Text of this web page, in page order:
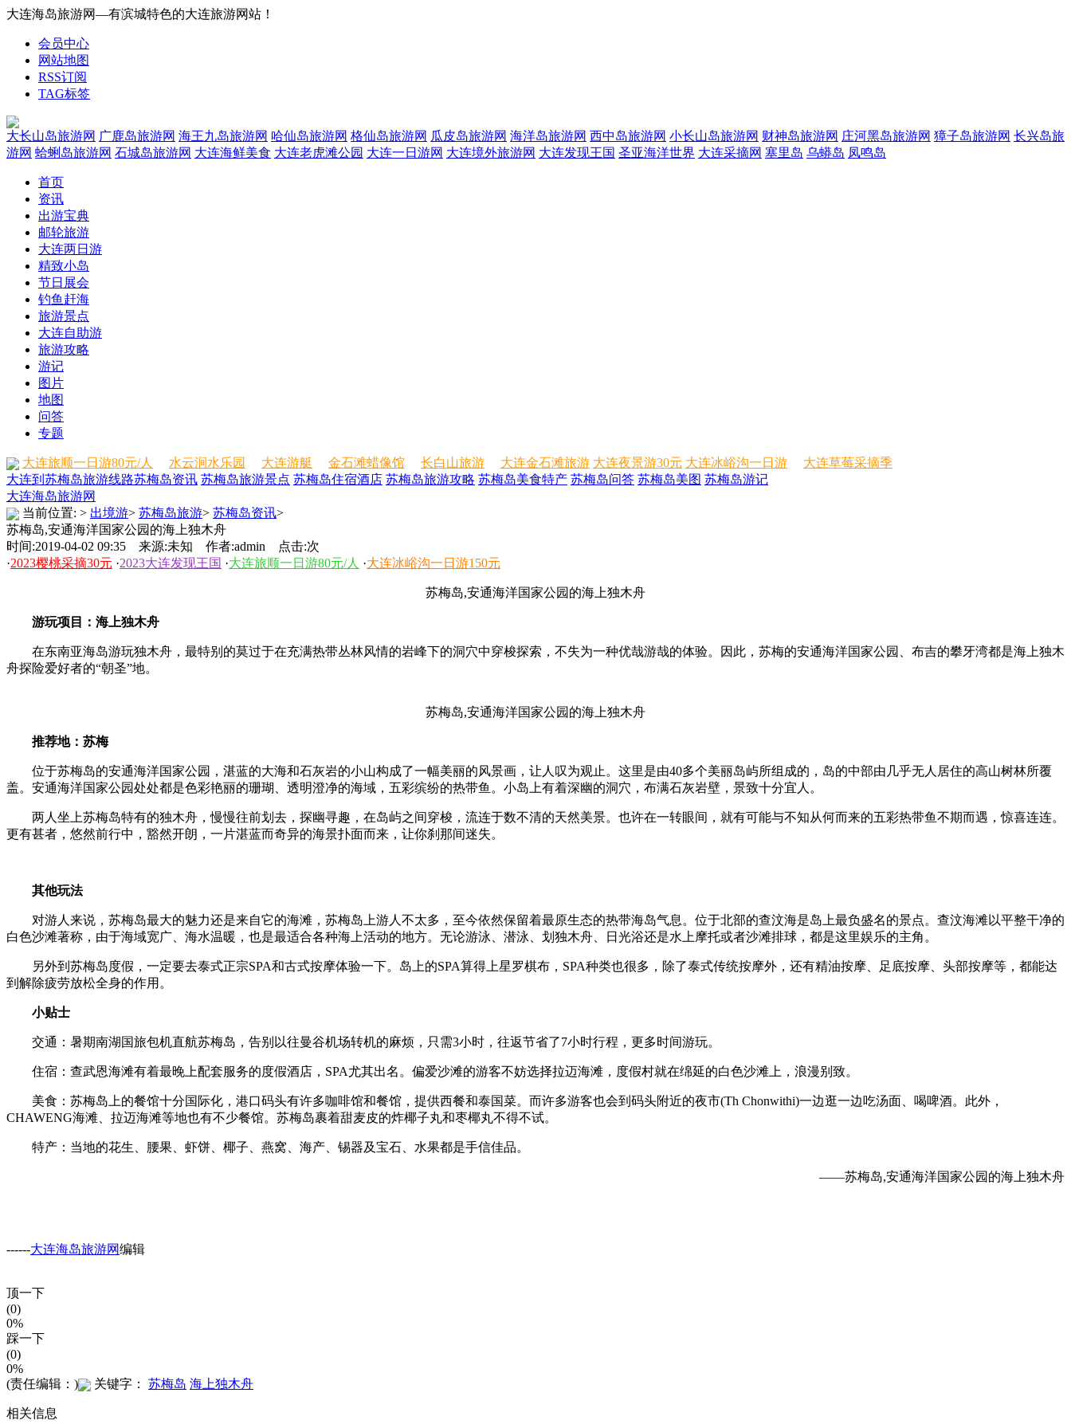
大连海岛旅游网—有滨城特色的大连旅游网站！
会员中心
网站地图
RSS订阅
TAG标签
大长山岛旅游网 广鹿岛旅游网 海王九岛旅游网 哈仙岛旅游网 格仙岛旅游网 瓜皮岛旅游网 海洋岛旅游网 西中岛旅游网 小长山岛旅游网 财神岛旅游网 庄河黑岛旅游网 獐子岛旅游网 长兴岛旅
游网 蛤蜊岛旅游网 石城岛旅游网 大连海鲜美食 大连老虎滩公园 大连一日游网 大连境外旅游网 大连发现王国 圣亚海洋世界 大连采摘网 塞里岛 乌蟒岛 凤鸣岛
首页
资讯
出游宝典
邮轮旅游
大连两日游
精致小岛
节日展会
钓鱼赶海
旅游景点
大连自助游
旅游攻略
游记
图片
地图
问答
专题
大连旅顺一日游80元/人 水云涧水乐园 大连游艇 金石滩蜡像馆 长白山旅游 大连金石滩旅游 大连夜景游30元 大连冰峪沟一日游
大连草莓采摘季
大连到苏梅岛旅游线路苏梅岛资讯 苏梅岛旅游景点 苏梅岛住宿酒店 苏梅岛旅游攻略 苏梅岛美食特产 苏梅岛问答 苏梅岛美图 苏梅岛游记
大连海岛旅游网
当前位置: > 出境游> 苏梅岛旅游> 苏梅岛资讯>
苏梅岛,安通海洋国家公园的海上独木舟
时间:2019-04-02 09:35 来源:未知 作者:admin 点击:次
·2023樱桃采摘30元 ·2023大连发现王国 ·大连旅顺一日游80元/人 ·大连冰峪沟一日游150元
苏梅岛,安通海洋国家公园的海上独木舟
游玩项目：海上独木舟
在东南亚海岛游玩独木舟，最特别的莫过于在充满热带丛林风情的岩峰下的洞穴中穿梭探索，不失为一种优哉游哉的体验。因此，苏梅的安通海洋国家公园、布吉的攀牙湾都是海上独木
舟探险爱好者的“朝圣”地。
苏梅岛,安通海洋国家公园的海上独木舟
推荐地：苏梅
位于苏梅岛的安通海洋国家公园，湛蓝的大海和石灰岩的小山构成了一幅美丽的风景画，让人叹为观止。这里是由40多个美丽岛屿所组成的，岛的中部由几乎无人居住的高山树林所覆
盖。安通海洋国家公园处处都是色彩艳丽的珊瑚、透明澄净的海域，五彩缤纷的热带鱼。小岛上有着深幽的洞穴，布满石灰岩壁，景致十分宜人。
两人坐上苏梅岛特有的独木舟，慢慢往前划去，探幽寻趣，在岛屿之间穿梭，流连于数不清的天然美景。也许在一转眼间，就有可能与不知从何而来的五彩热带鱼不期而遇，惊喜连连。
更有甚者，悠然前行中，豁然开朗，一片湛蓝而奇异的海景扑面而来，让你刹那间迷失。
其他玩法
对游人来说，苏梅岛最大的魅力还是来自它的海滩，苏梅岛上游人不太多，至今依然保留着最原生态的热带海岛气息。位于北部的查汶海是岛上最负盛名的景点。查汶海滩以平整干净的
白色沙滩著称，由于海域宽广、海水温暖，也是最适合各种海上活动的地方。无论游泳、潜泳、划独木舟、日光浴还是水上摩托或者沙滩排球，都是这里娱乐的主角。
另外到苏梅岛度假，一定要去泰式正宗SPA和古式按摩体验一下。岛上的SPA算得上星罗棋布，SPA种类也很多，除了泰式传统按摩外，还有精油按摩、足底按摩、头部按摩等，都能达
到解除疲劳放松全身的作用。
小贴士
交通：暑期南湖国旅包机直航苏梅岛，告别以往曼谷机场转机的麻烦，只需3小时，往返节省了7小时行程，更多时间游玩。
住宿：查武恩海滩有着最晚上配套服务的度假酒店，SPA尤其出名。偏爱沙滩的游客不妨选择拉迈海滩，度假村就在绵延的白色沙滩上，浪漫别致。
美食：苏梅岛上的餐馆十分国际化，港口码头有许多咖啡馆和餐馆，提供西餐和泰国菜。而许多游客也会到码头附近的夜市(Th Chonwithi)一边逛一边吃汤面、喝啤酒。此外，
CHAWENG海滩、拉迈海滩等地也有不少餐馆。苏梅岛裹着甜麦皮的炸椰子丸和枣椰丸不得不试。
特产：当地的花生、腰果、虾饼、椰子、燕窝、海产、锡器及宝石、水果都是手信佳品。
——苏梅岛,安通海洋国家公园的海上独木舟
------大连海岛旅游网编辑
顶一下
(0)
0%
踩一下
(0)
0%
(责任编辑：)
关键字： 苏梅岛 海上独木舟
相关信息